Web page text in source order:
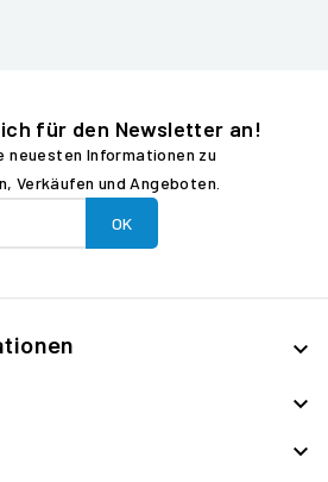
für den Newsletter an!
neuesten Informationen zu
Verkäufen und Angeboten.


